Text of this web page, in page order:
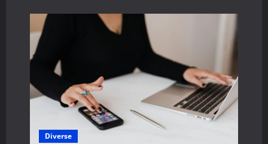
ROMANIAN
ENERGY
Diverse